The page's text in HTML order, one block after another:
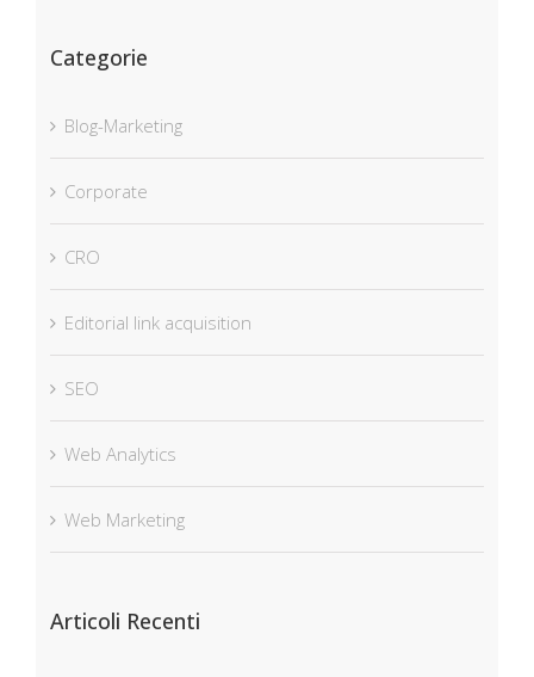
Categorie
Blog-Marketing
Corporate
CRO
Editorial link acquisition
SEO
Web Analytics
Web Marketing
Articoli Recenti